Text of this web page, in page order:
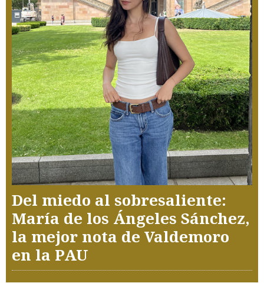
Del miedo al sobresaliente:
María de los Ángeles Sánchez,
la mejor nota de Valdemoro
en la PAU